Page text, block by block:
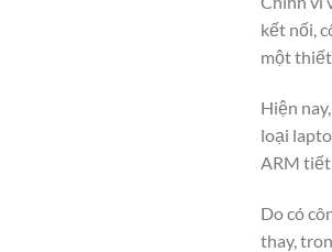
kết nối,
một thiết
Hiện
loại
ARM tiết
Do có
thay,